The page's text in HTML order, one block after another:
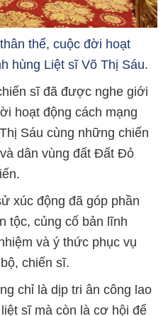
thế, cuộc đời hoạt
hùng Liệt sĩ Võ Thị Sáu.
sĩ đã được nghe giới
hoạt động cách mạng
Sáu cùng những chiến
dân vùng đất Đất Đỏ
xúc động đã góp phần
tộc, củng cố bản lĩnh
và ý thức phục vụ
chiến sĩ.
chỉ là dịp tri ân công lao
sĩ mà còn là cơ hội để